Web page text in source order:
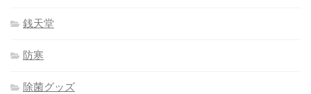
銭天堂
防寒
除菌グッズ